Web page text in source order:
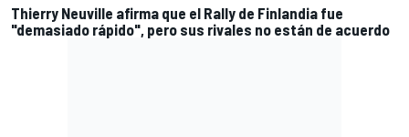
Thierry Neuville afirma que el Rally de Finlandia fue
"demasiado rápido", pero sus rivales no están de acuerdo